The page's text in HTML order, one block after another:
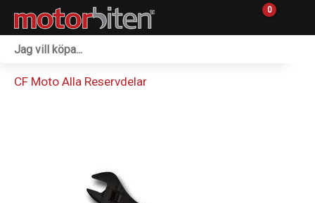
0
CF Moto Alla Reservdelar